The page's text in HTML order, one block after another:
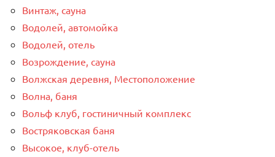
Винтаж, сауна
Водолей, автомойка
Водолей, отель
Возрождение, сауна
Волжская деревня, Местоположение
Волна, баня
Вольф клуб, гостиничный комплекс
Востряковская баня
Высокое, клуб-отель